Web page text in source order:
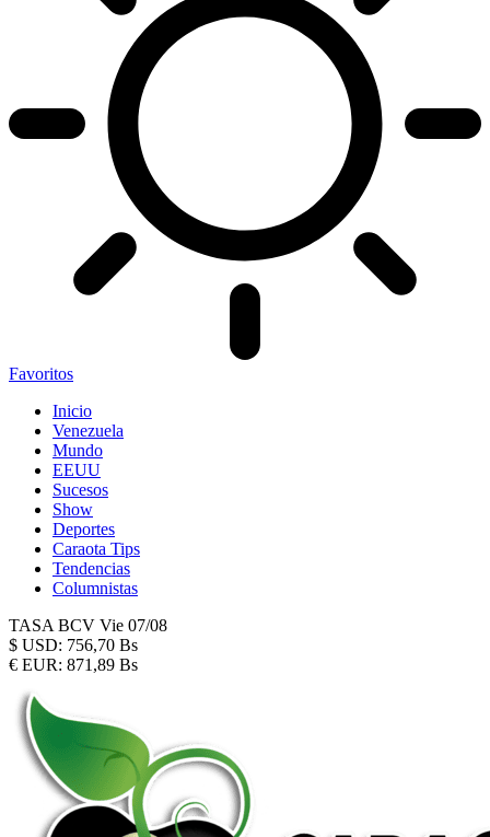
Favoritos
Inicio
Venezuela
Mundo
EEUU
Sucesos
Show
Deportes
Caraota Tips
Tendencias
Columnistas
TASA BCV Vie 07/08
$ USD: 756,70 Bs
€ EUR: 871,89 Bs